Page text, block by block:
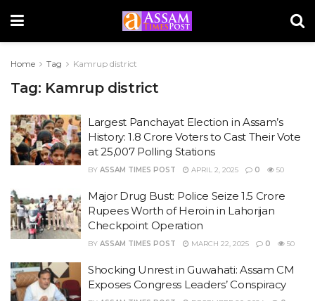
Home Tag Kamrup district
Tag: Kamrup district
Largest Panchayat Election in Assam’s
History: 1.8 Crore Voters to Cast Their Vote
at 25,007 Polling Stations
BY ASSAM TIMES POST APRIL 2, 2025 0 50
Major Drug Bust: Police Seize 1.5 Crore
Rupees Worth of Heroin in Lahorijan
Checkpoint Operation
BY ASSAM TIMES POST MARCH 22, 2025 0 50
Shocking Unrest in Guwahati: Assam CM
Exposes Congress Leaders’ Conspiracy